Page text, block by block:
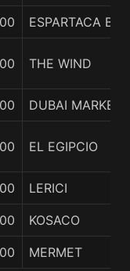
ESPARTACA BAY
THE WIND
DUBAI MARKET
EL EGIPCIO
LERICI
KOSACO
MERMET